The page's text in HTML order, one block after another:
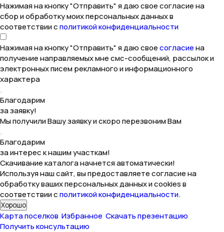
Нажимая на кнопку "Отправить" я даю свое согласие на
сбор и обработку моих персональных данных в
соответствии сполитикой конфиденциальности
Нажимая на кнопку "Отправить" я даю своесогласиена
получение направляемых мне смс-сообщений, рассылок и
электронных писем рекламного и информационного
характера
Благодарим
за заявку!
Мы получили Вашу заявку и скоро перезвоним Вам
Благодарим
за интерес к нашим участкам!
Скачивание каталога начнется автоматически!
Используя наш сайт, вы предоставляете согласие на
обработку ваших персональных данных и cookies в
соответствии сполитикой конфиденциальности.
Хорошо
Карта поселков Избранное Скачать презентацию
Получить консультацию